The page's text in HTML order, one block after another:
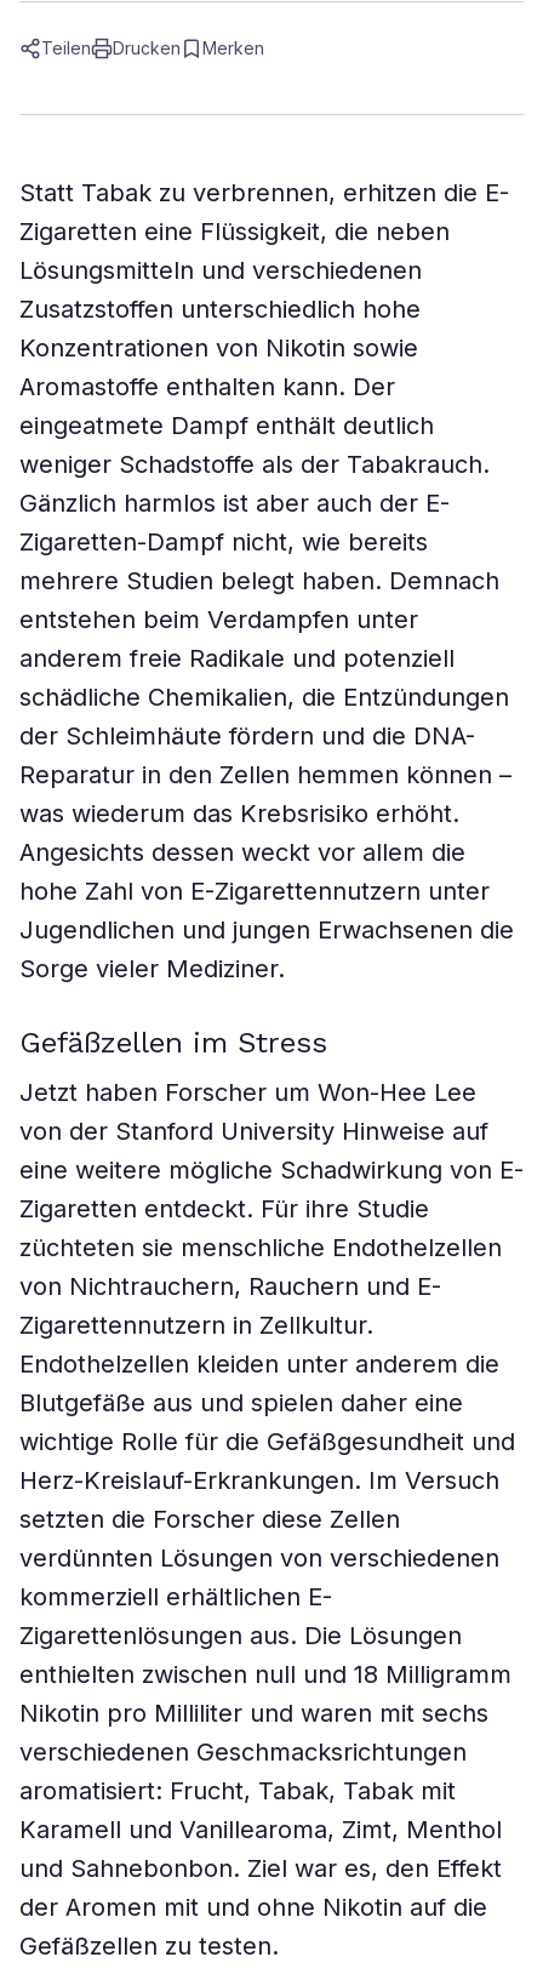
Teilen Drucken Merken
Statt Tabak zu verbrennen, erhitzen die E-
Zigaretten eine Flüssigkeit, die neben
Lösungsmitteln und verschiedenen
Zusatzstoffen unterschiedlich hohe
Konzentrationen von Nikotin sowie
Aromastoffe enthalten kann. Der
eingeatmete Dampf enthält deutlich
weniger Schadstoffe als der Tabakrauch.
Gänzlich harmlos ist aber auch der E-
Zigaretten-Dampf nicht, wie bereits
mehrere Studien belegt haben. Demnach
entstehen beim Verdampfen unter
anderem freie Radikale und potenziell
schädliche Chemikalien, die Entzündungen
der Schleimhäute fördern und die DNA-
Reparatur in den Zellen hemmen können –
was wiederum das Krebsrisiko erhöht.
Angesichts dessen weckt vor allem die
hohe Zahl von E-Zigarettennutzern unter
Jugendlichen und jungen Erwachsenen die
Sorge vieler Mediziner.
Gefäßzellen im Stress
Jetzt haben Forscher um Won-Hee Lee
von der Stanford University Hinweise auf
eine weitere mögliche Schadwirkung von E-
Zigaretten entdeckt. Für ihre Studie
züchteten sie menschliche Endothelzellen
von Nichtrauchern, Rauchern und E-
Zigarettennutzern in Zellkultur.
Endothelzellen kleiden unter anderem die
Blutgefäße aus und spielen daher eine
wichtige Rolle für die Gefäßgesundheit und
Herz-Kreislauf-Erkrankungen. Im Versuch
setzten die Forscher diese Zellen
verdünnten Lösungen von verschiedenen
kommerziell erhältlichen E-
Zigarettenlösungen aus. Die Lösungen
enthielten zwischen null und 18 Milligramm
Nikotin pro Milliliter und waren mit sechs
verschiedenen Geschmacksrichtungen
aromatisiert: Frucht, Tabak, Tabak mit
Karamell und Vanillearoma, Zimt, Menthol
und Sahnebonbon. Ziel war es, den Effekt
der Aromen mit und ohne Nikotin auf die
Gefäßzellen zu testen.